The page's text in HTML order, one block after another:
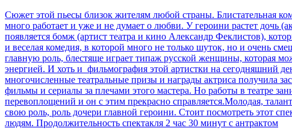
Сюжет этой пьесы близок жителям любой страны. Блистательная
много работает и уже и не думает о любви. У героини растет дочь
появляется бомж (артист театра и кино Александр Феклистов),
и веселая комедия, в которой много не только шуток, но и очень
главную роль, блестяще играет типаж русской женщины, которая
энергией. И хоть и фильмография этой артистки на сегодняшний
многочисленные театральные призы и награды актриса получила
фильмы и сериалы за плечами этого мастера. Но работы в театре
перевоплощений и он с этим прекрасно справляется.Молодая,
свою роль, роль дочери главной героини. Стоит посмотреть этот
людям. Продолжительность спектакля 2 час 30 минут с антрактом